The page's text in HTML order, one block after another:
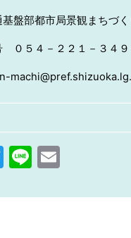
盤部都市局景観まちづ
０５４－２２１－３４
T
itt
Li
e
E
ai